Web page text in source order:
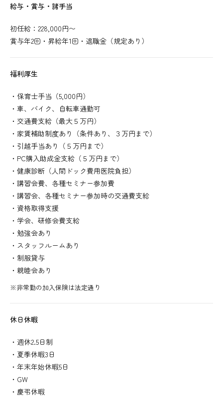
給与・賞与・諸手当
初任給：228,000円〜
賞与年2回・昇給年1回・退職金（規定あり）
福利厚生
・保育士手当（5,000円）
・車、バイク、自転車通勤可
・交通費支給（最大５万円）
・家賃補助制度あり（条件あり、３万円まで）
・引越手当あり（５万円まで）
・PC購入助成金支給（５万円まで）
・健康診断（人間ドック費用医院負担）
・講習会費、各種セミナー参加費
・講習会、各種セミナー参加時の交通費支給
・資格取得支援
・学会、研修会費支給
・勉強会あり
・スタッフルームあり
・制服貸与
・親睦会あり
※非常勤の加入保険は法定通り
休日休暇
・週休2.5日制
・夏季休暇3日
・年末年始休暇5日
・GW
・慶弔休暇